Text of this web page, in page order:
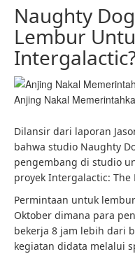
Naughty
Lembur
Anjing Nakal
Dilansir dari laporan
bahwa studio Naughty
pengembang di studio
proyek Intergalactic: The
Permintaan untuk
Oktober dimana para
bekerja 8 jam lebih dari
kegiatan didata melalui